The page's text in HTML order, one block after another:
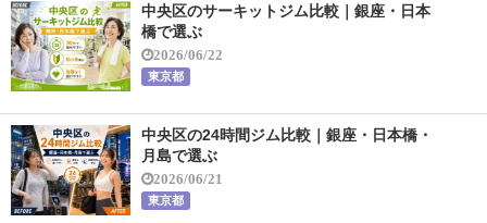
中央区のサーキットジム比較｜銀座・日本
橋で選ぶ
2026/06/22
東京都
中央区の24時間ジム比較｜銀座・日本橋・
月島で選ぶ
2026/06/21
東京都